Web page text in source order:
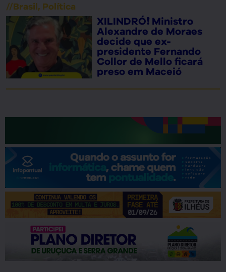
//Brasil, Política
XILINDRÓ❗ Ministro
Alexandre de Moraes
decide que ex-
presidente Fernando
Collor de Mello ficará
preso em Maceió